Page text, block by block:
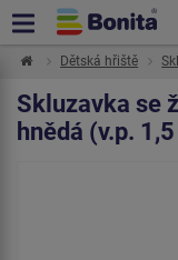
Dětská hřiště
Skluzavka se
hnědá (v.p.